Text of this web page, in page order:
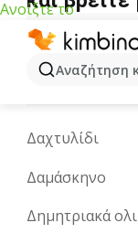
Ανοίξτε το
Αναζήτηση
A B C
O
P R
Δαχτυλίδι
Δαμάσκηνο